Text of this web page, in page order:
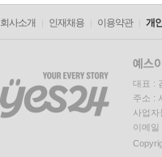
회사소개 인재채용 이용약관 개
대표 :
주소 :
사업
이메